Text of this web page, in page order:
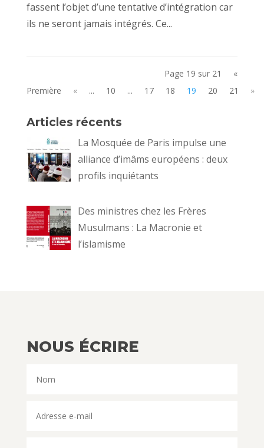
fassent l’objet d’une tentative d’intégration car
ils ne seront jamais intégrés. Ce...
Page 19 sur 21
«
Première
« ... 10 ... 17 18 19 20 21 »
Articles récents
La Mosquée de Paris impulse une
alliance d’imâms européens : deux
profils inquiétants
Des ministres chez les Frères
Musulmans : La Macronie et
l’islamisme
NOUS ÉCRIRE